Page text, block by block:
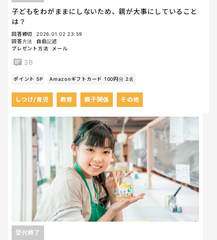
子どもをわがままにしないため、親が大事にしていること
は？
回答締切
2026.01.02 23:59
回答方法
自由記述
プレゼント方法
メール
38
ポイント 5P Amazonギフトカード 100円分 2名
しつけ/育児 教育 親子関係 その他
受付終了